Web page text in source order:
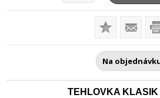
Na
TEHLOVKA KLASIK